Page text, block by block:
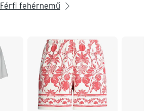
Férfi fehérnemű arrow_right